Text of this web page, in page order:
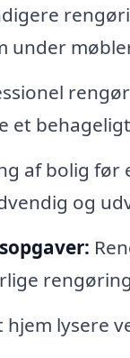
under
et
af bolig
og
hjem lysere